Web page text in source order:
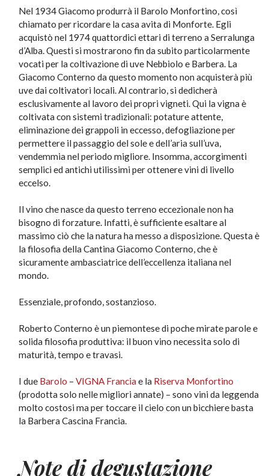
Nel 1934 Giacomo produrrà il Barolo Monfortino, così
chiamato per ricordare la casa avita di Monforte. Egli
acquistò nel 1974 quattordici ettari di terreno a Serralunga
d’Alba. Questi si mostrarono fin da subito particolarmente
vocati per la coltivazione di uve Nebbiolo e Barbera. La
Giacomo Conterno da questo momento non acquisterà più
uve dai coltivatori locali. Al contrario, si dedicherà
esclusivamente al lavoro dei propri vigneti. Qui la vigna è
coltivata con sistemi tradizionali: potature attente,
eliminazione dei grappoli in eccesso, defogliazione per
permettere il passaggio del sole e dell’aria sull’uva,
vendemmia nel periodo migliore. Insomma, accorgimenti
semplici ed antichi utilissimi per ottenere vini di livello
eccelso.
Il vino che nasce da questo terreno eccezionale non ha
bisogno di forzature. Infatti, è sufficiente esaltare al
massimo ciò che la natura ha messo a disposizione. Questa è
la filosofia della Cantina Giacomo Conterno, che è
sicuramente ambasciatrice dell’eccellenza italiana nel
mondo.
Essenziale, profondo, sostanzioso.
Roberto Conterno è un piemontese di poche mirate parole e
solida filosofia produttiva: il buon vino necessita solo di
maturità, tempo e travasi.
I due Barolo –VIGNA Franciae la Riserva Monfortino
(prodotta solo nelle migliori annate) – sono vini da leggenda
molto costosi ma per toccare il cielo con un bicchiere basta
la Barbera Cascina Francia.
Note di degustazione